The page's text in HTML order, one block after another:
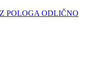
POLOGA ODLIČNO